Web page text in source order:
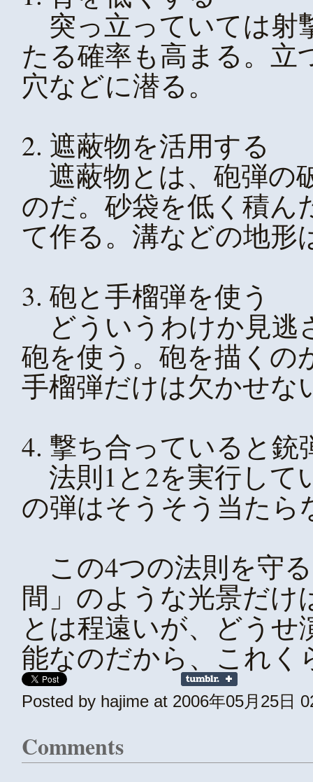
突っ立っていては射
たる確率も高まる。立
穴などに潜る。
2. 遮蔽物を活用する
遮蔽物とは、砲弾の
のだ。砂袋を低く積ん
て作る。溝などの地形
3. 砲と手榴弾を使う
どういうわけか見逃
砲を使う。砲を描くの
手榴弾だけは欠かせな
4. 撃ち合っていると
法則1と2を実行して
の弾はそうそう当たら
この4つの法則を守
間」のような光景だけ
とは程遠いが、どう
能なのだから、これく
Posted by hajime at 2006年05月25日
Comments